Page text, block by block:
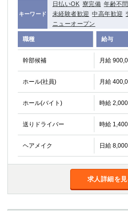
キーワード
日払いOK 寮完備 年齢不問
未経験者歓迎 中高年歓迎
ニューオープン
職種 給与
幹部候補 月給
ホール(社員) 月給
ホール(バイト) 時給
送りドライバー 時給
ヘアメイク 日給
求人詳細を見